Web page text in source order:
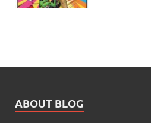
ABOUT BLOG